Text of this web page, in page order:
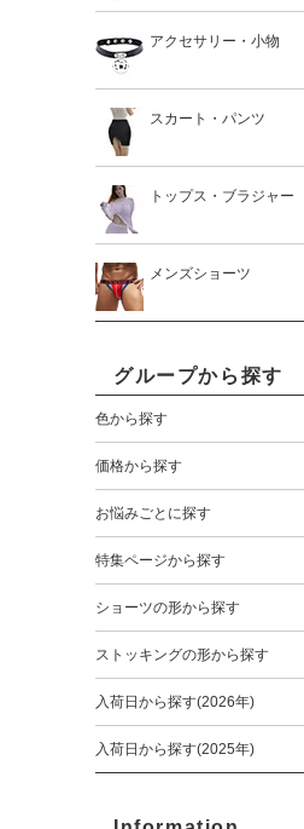
アクセサリー・小物
スカート・パンツ
トップス・ブラジャー
メンズショーツ
グループから探す
色から探す
価格から探す
お悩みごとに探す
特集ページから探す
ショーツの形から探す
ストッキングの形から探す
入荷日から探す(2026年)
入荷日から探す(2025年)